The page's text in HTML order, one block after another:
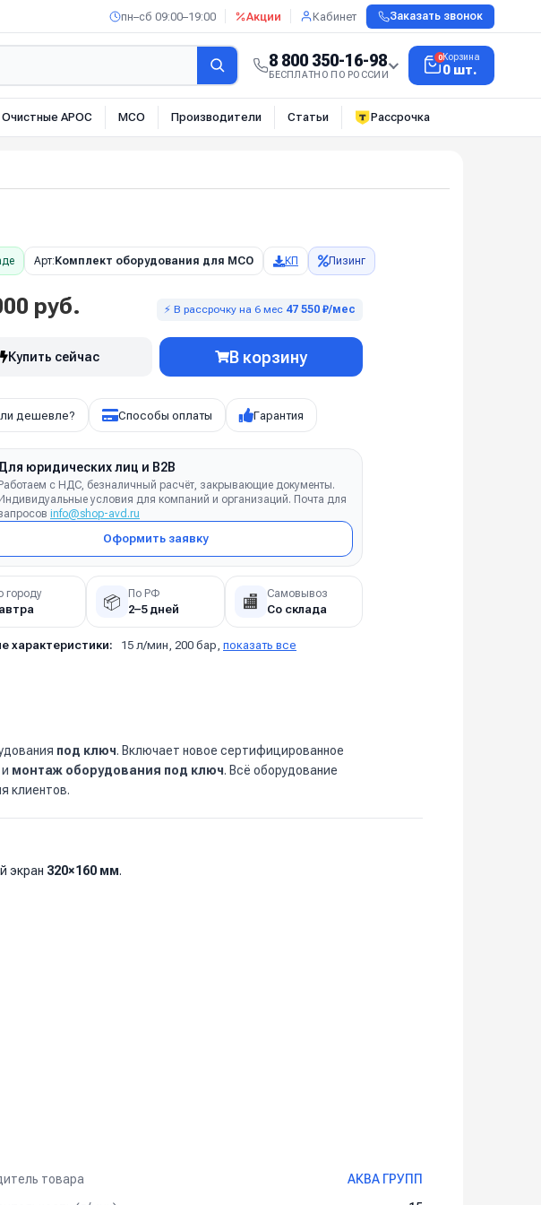
пн–сб 09:00–19:00 Акции Кабинет Заказать звонок
8 800 350-16-98
БЕСПЛАТНО ПО РОССИИ
0Корзина
0 шт.
Очистные АРОС МСО Производители Статьи Рассрочка
Арт: Комплект оборудования для МСО КП Лизинг
руб. ⚡ В рассрочку на 6 мес 47 550 ₽/мес
Купить сейчас В корзину
дешевле? Способы оплаты Гарантия
юридических лиц и B2B
Работаем с НДС, безналичный расчёт, закрывающие документы.
Индивидуальные условия для компаний и организаций. Почта для
info@shop-avd.ru
Оформить заявку
городу 📦 По РФ
2–5 дней 🏬 Самовывоз
Со склада
характеристики: 15 л/мин, 200 бар, показать все
под ключ. Включает новое сертифицированное
монтаж оборудования под ключ. Всё оборудование
клиентов.
экран 320×160 мм.
товара
АКВА ГРУПП